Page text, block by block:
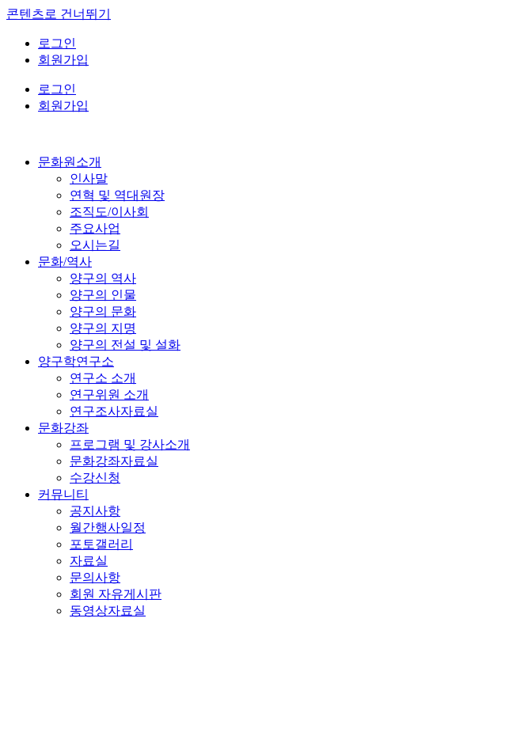
콘텐츠로 건너뛰기
로그인
회원가입
로그인
회원가입
문화원소개
인사말
연혁 및 역대원장
조직도/이사회
주요사업
오시는길
문화/역사
양구의 역사
양구의 인물
양구의 문화
양구의 지명
양구의 전설 및 설화
양구학연구소
연구소 소개
연구위원 소개
연구조사자료실
문화강좌
프로그램 및 강사소개
문화강좌자료실
수강신청
커뮤니티
공지사항
월간행사일정
포토갤러리
자료실
문의사항
회원 자유게시판
동영상자료실